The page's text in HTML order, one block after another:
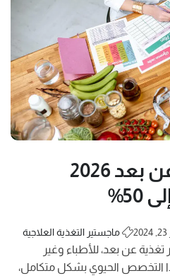
ماجستير تغذية عن بعد 2026
ماجستير التغذية العلاجية
تغذية عن بعد، للأطباء وغير
التخصص الحيوي بشكل متكامل،